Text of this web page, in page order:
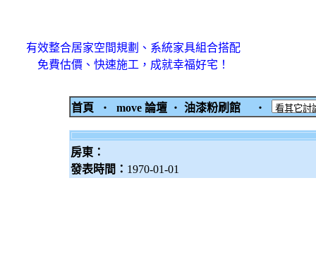
有效整合居家空間規劃、系統家具組合搭配
免費估價、快速施工，成就幸福好宅！
首頁 ‧ move 論壇 ‧ 油漆粉刷館 ‧
房東：
發表時間： 1970-01-01